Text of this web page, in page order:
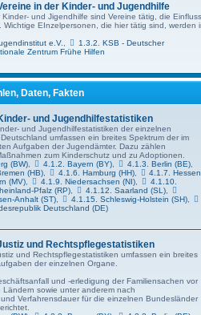
Author:kjh-mov
Category:Vera Birkenbihl
Date: So 5. Mai 2024, 15:03
Views: 3905 Duration:
in der Kinder- und Jugendhilfe
Kinder- und Jigendhilfe sind Vereine tätig, die Einfluss
EInzelpersonen, die hier tätig sind, werden
e.V.
1.3.2. KSB - Deutscher
Zentrum Frühe Hilfen
Daten, Fakten
und Jugendhilfestatistiken
und Jugendhilfestatistiken der einzelnen
umfassen ein breites Spektrum der im
Aufgaben der Jugend­ämter. Dazu zählen
zum Kinder­schutz und zu Adoptionen.
(BW), 4.1.2. Bayern (BY), 4.1.3. Berlin (BE),
(HB), 4.1.6. Hamburg (HH),
4.1.7. Hessen
(MV), 4.1.9. Niedersachsen (NI),
4.1.10.
Pfalz (RP), 4.1.12. Saarland (SL),
Anhalt (ST), 4.1.15. Schleswig-Holstein (SH),
Deutschland (DE)
und Rechtspflegestatistiken
und Rechtspflegestatistiken umfassen ein breites
der einzelnen Organe.
und -erledigung der Familiensachen vor
sowie unter anderem nach
Verfahrensdauer für die einzelnen Bundesländer